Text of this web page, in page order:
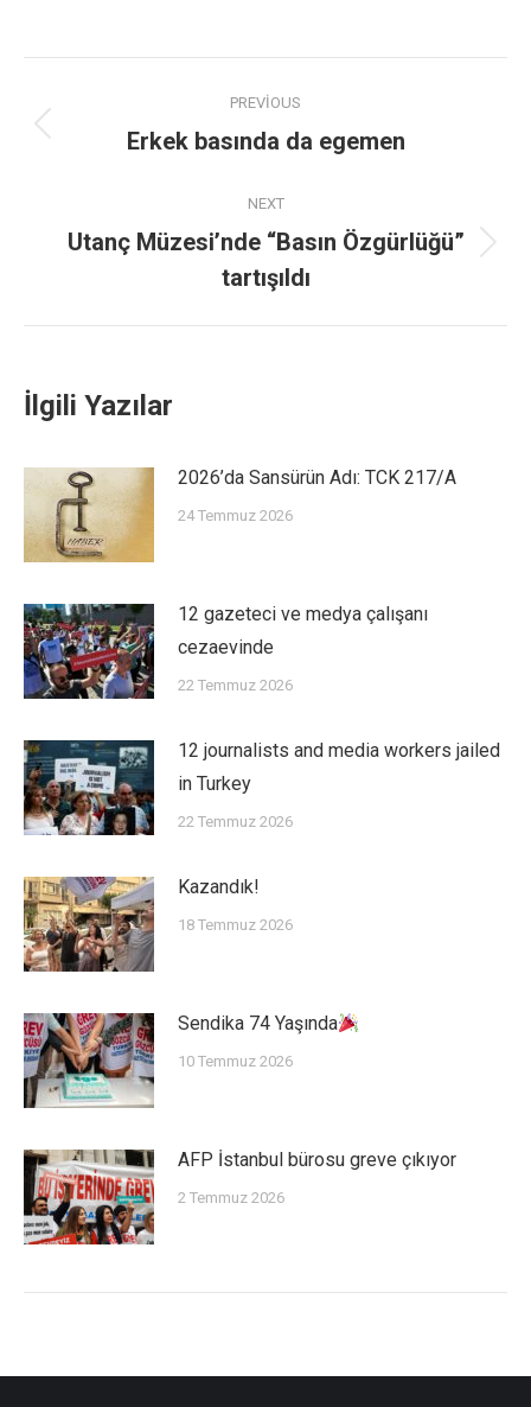
PREVIOUS
Erkek basında da egemen
NEXT
Utanç Müzesi’nde “Basın Özgürlüğü”
tartışıldı
İlgili Yazılar
2026’da Sansürün Adı: TCK 217/A
24 Temmuz 2026
12 gazeteci ve medya çalışanı
cezaevinde
22 Temmuz 2026
12 journalists and media workers jailed
in Turkey
22 Temmuz 2026
Kazandık!
18 Temmuz 2026
Sendika 74 Yaşında
10 Temmuz 2026
AFP İstanbul bürosu greve çıkıyor
2 Temmuz 2026